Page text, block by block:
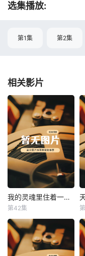
选集播放:
第1集 第2集
相关影片
我的灵魂里住着一条龙 我的灵魂里住着一条龙
第42集